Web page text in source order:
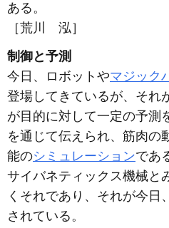
ある。
［荒川 泓］
制御と予測
今日、ロボットやマジック
登場してきているが、それ
が目的に対して一定の予測
を通じて伝えられ、筋肉の
能のシミュレーションであ
サイバネティックス機械と
くそれであり、それが今日
されている。